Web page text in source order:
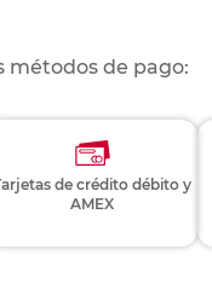
métodos de pago:
de crédito débito y
AMEX